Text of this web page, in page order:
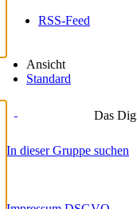
RSS-Feed
Ansicht
Standard
Das
In dieser Gruppe suchen